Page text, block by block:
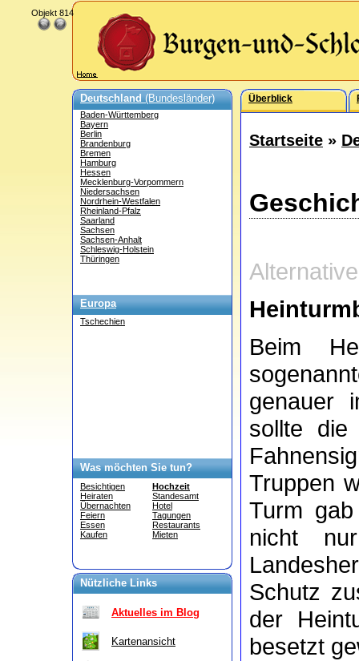
Deutschland(Bundesländer)
Baden-Württemberg
Bayern
Berlin
Brandenburg
Bremen
Hamburg
Hessen
Mecklenburg-Vorpommern
Niedersachsen
Nordrhein-Westfalen
Rheinland-Pfalz
Saarland
Sachsen
Sachsen-Anhalt
Schleswig-Holstein
Thüringen
Europa
Tschechien
Was möchten Sie tun?
Besichtigen
Heiraten
Übernachten
Feiern
Essen
Kaufen
Hochzeit
Standesamt
Hotel
Tagungen
Restaurants
Mieten
Nützliche Links
Aktuelles im Blog
Kartenansicht
Überblick
Startseite »
Beim
genauer
sollte die
Truppen
Turm
nicht
Schutz
der
besetzt
Objekt 814